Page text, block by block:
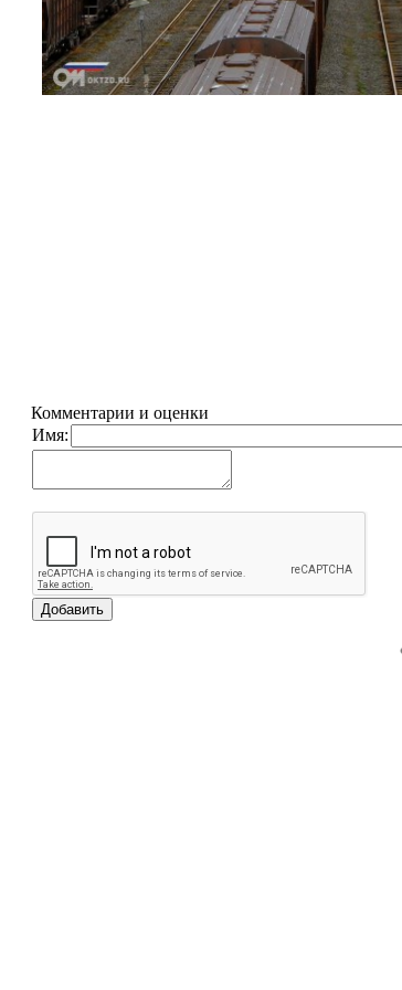
Комментарии и оценки
Имя: